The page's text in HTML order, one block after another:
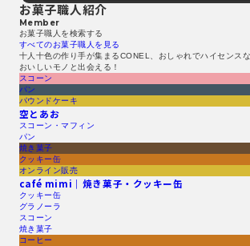
お菓子職人紹介
Member
お菓子職人を検索する​
すべてのお菓子職人を見る​
十人十色の作り手が集まるCONEL、おしゃれでハイセンス
おいしいモノと出会える！
スコーン
パン
パウンドケーキ
空とあお
スコーン・マフィン
パン
焼き菓子
クッキー缶
オンライン販売
café mimi｜焼き菓子・クッキー缶
クッキー缶
グラノーラ
スコーン
焼き菓子
コーヒー